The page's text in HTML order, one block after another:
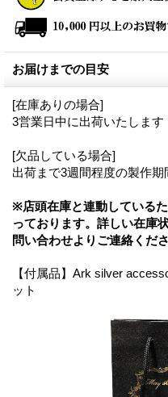
お届けまでの目安
[在庫ありの場合]
3営業日中に出荷いたします
[欠品している場合]
出荷まで3週間程度の製作
※店頭在庫と連動している
っております。詳しい在庫
問い合わせよりご連絡くだ
【付属品】Ark silver
ット